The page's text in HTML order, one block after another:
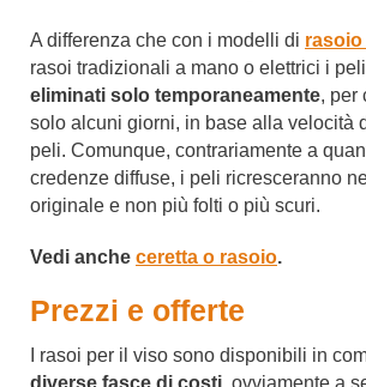
A differenza che con i modelli di rasoio
rasoi tradizionali a mano o elettrici i
eliminati solo temporaneamente, per
solo alcuni giorni, in base alla velocità
peli. Comunque, contrariamente a
credenze diffuse, i peli ricresceranno
originale e non più folti o più scuri.
Vedi anche ceretta o rasoio.
Prezzi e offerte
I rasoi per il viso sono disponibili in
diverse fasce di costi , ovviamente a